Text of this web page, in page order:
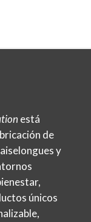
está
de
y
únicos